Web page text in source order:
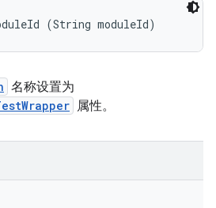
(String moduleId)
名称设置为
属性。